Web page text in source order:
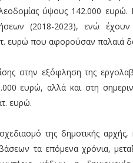
ύψους 142.000 ευρώ.
(2018-2023), ενώ
ευρώ που αφορούσαν παλαιά
στην εξόφληση της
ευρώ, αλλά και στη
ευρώ.
της δημοτικής αρχής,
τα επόμενα χρόνια,